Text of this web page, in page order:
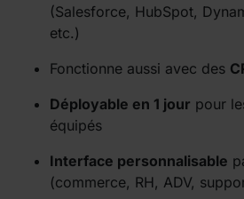
(Salesforce, HubSpot,
etc.)
Fonctionne aussi avec des
Déployable en 1 jour pour
équipés
Interface personnalisable
(commerce, RH, ADV,